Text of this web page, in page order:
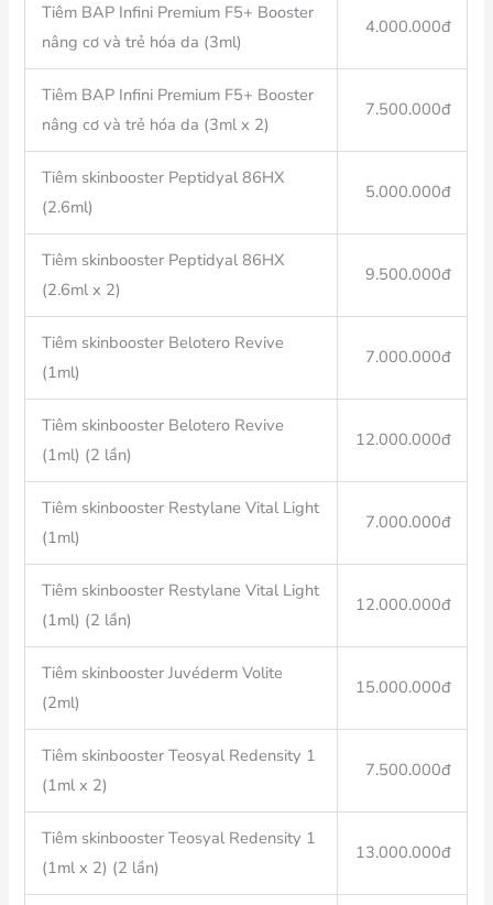
Tiêm BAP Infini Premium F5+ Booster
nâng cơ và trẻ hóa da (3ml)
4.000.000đ
Tiêm BAP Infini Premium F5+ Booster
nâng cơ và trẻ hóa da (3ml x 2)
7.500.000đ
Tiêm skinbooster Peptidyal 86HX
(2.6ml)
5.000.000đ
Tiêm skinbooster Peptidyal 86HX
(2.6ml x 2)
9.500.000đ
Tiêm skinbooster Belotero Revive
(1ml)
7.000.000đ
Tiêm skinbooster Belotero Revive
(1ml) (2 lần)
12.000.000đ
Tiêm skinbooster Restylane Vital Light
(1ml)
7.000.000đ
Tiêm skinbooster Restylane Vital Light
(1ml) (2 lần)
12.000.000đ
Tiêm skinbooster Juvéderm Volite
(2ml)
15.000.000đ
Tiêm skinbooster Teosyal Redensity 1
(1ml x 2)
7.500.000đ
Tiêm skinbooster Teosyal Redensity 1
(1ml x 2) (2 lần)
13.000.000đ